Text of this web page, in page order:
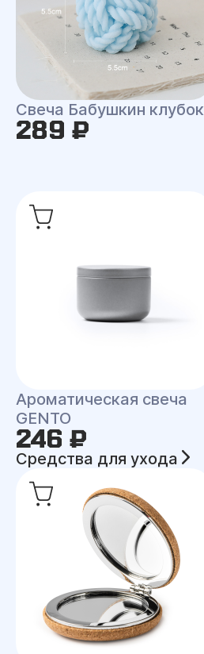
Свеча Бабушкин клубок
289 ₽
Ароматическая свеча
GENTO
246 ₽
Средства для ухода